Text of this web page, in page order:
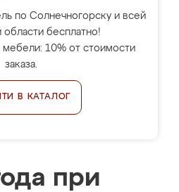
по Солнечногорску и всей
области бесплатно!
10% от стоимости
заказа.
В КАТАЛОГ
при